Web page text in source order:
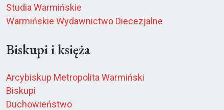
Studia Warmińskie
Warmińskie Wydawnictwo Diecezjalne
Biskupi i księża
Arcybiskup Metropolita Warmiński
Biskupi
Duchowieństwo